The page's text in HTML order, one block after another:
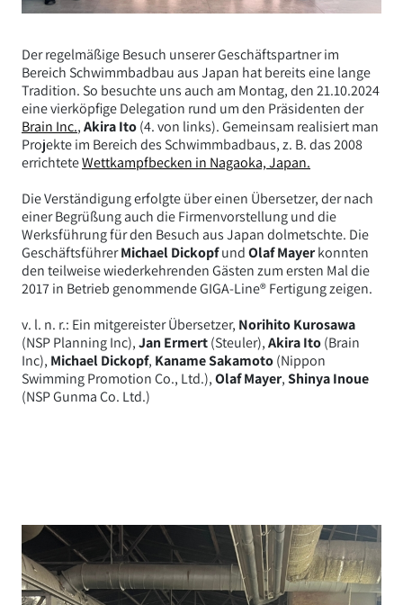
Der regelmäßige Besuch unserer Geschäftspartner im
Bereich Schwimmbadbau aus Japan hat bereits eine lange
Tradition. So besuchte uns auch am Montag, den 21.10.2024
eine vierköpfige Delegation rund um den Präsidenten der
Brain Inc.,Akira Ito(4. von links). Gemeinsam realisiert man
Projekte im Bereich des Schwimmbadbaus, z. B. das 2008
errichteteWettkampfbecken in Nagaoka, Japan.
Die Verständigung erfolgte über einen Übersetzer, der nach
einer Begrüßung auch die Firmenvorstellung und die
Werksführung für den Besuch aus Japan dolmetschte. Die
GeschäftsführerMichael DickopfundOlaf Mayerkonnten
den teilweise wiederkehrenden Gästen zum ersten Mal die
2017 in Betrieb genommende GIGA-Line® Fertigung zeigen.
v. l. n. r.: Ein mitgereister Übersetzer, Norihito Kurosawa
(NSP Planning Inc),Jan Ermert(Steuler),Akira Ito(Brain
Inc), Michael Dickopf, Kaname Sakamoto(Nippon
Swimming Promotion Co., Ltd.),Olaf Mayer,Shinya Inoue
(NSP Gunma Co. Ltd.)